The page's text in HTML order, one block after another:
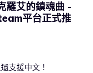
羅艾的鎮魂曲 -
平台正式推
支援中文！